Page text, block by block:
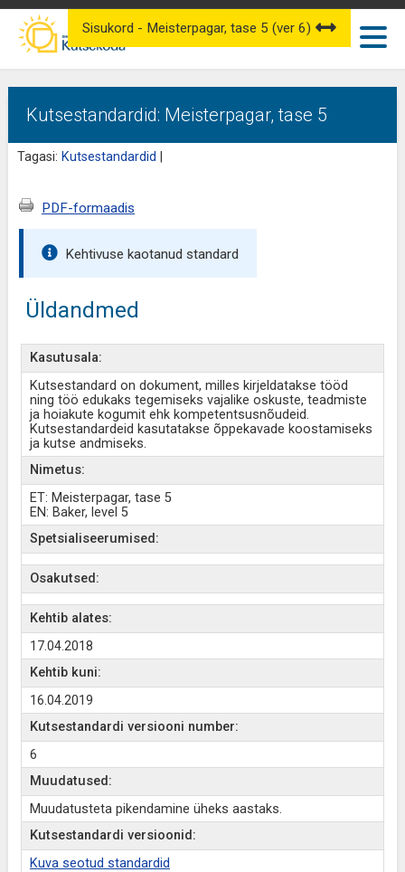
Kutsestandardid: Meisterpagar, tase 5
Tagasi: Kutsestandardid
Sisukord - Meisterpagar, tase 5 (ver 6)
PDF-formaadis
Kehtivuse kaotanud standard
Üldandmed
Kasutusala:
Kutsestandard on dokument, milles kirjeldatakse tööd
ning töö edukaks tegemiseks vajalike oskuste, teadmiste
ja hoiakute kogumit ehk kompetentsusnõudeid.
Kutsestandardeid kasutatakse õppekavade koostamiseks
ja kutse andmiseks.
Nimetus:
ET: Meisterpagar, tase 5
EN: Baker, level 5
Spetsialiseerumised:
Osakutsed:
Kehtib alates:
17.04.2018
Kehtib kuni:
16.04.2019
Kutsestandardi versiooni number:
6
Muudatused:
Muudatusteta pikendamine üheks aastaks.
Kutsestandardi versioonid:
Kuva seotud standardid